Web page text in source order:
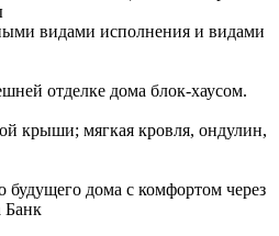
видами исполнения и видами
отделке дома блок-хаусом.
крыши; мягкая кровля, ондулин,
будущего дома с комфортом через
Банк